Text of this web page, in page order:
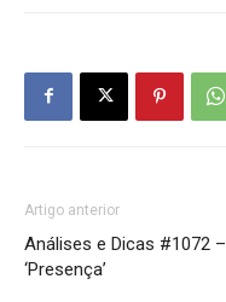
Artigo anterior
Análises e Dicas #1072 –
‘Presença’